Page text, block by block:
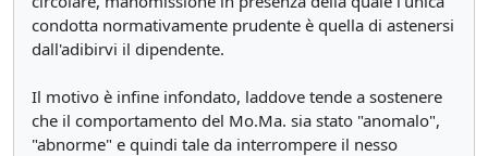
condotta normativamente prudente è quella di astenersi
dall'adibirvi il dipendente.
Il motivo è infine infondato, laddove tende a sostenere
che il comportamento del Mo.Ma. sia stato "anomalo",
"abnorme" e quindi tale da interrompere il nesso